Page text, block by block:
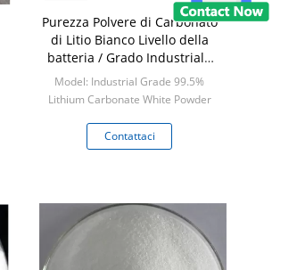
Purezza Polvere di Carbonato
di Litio Bianco Livello della
batteria / Grado Industriale
Diverse dimensioni del
pacchetto
Model: Industrial Grade 99.5%
Lithium Carbonate White Powder
Contattaci